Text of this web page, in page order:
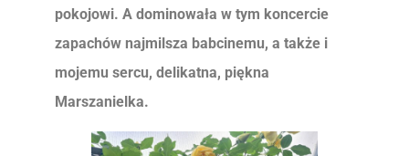
pokojowi. A dominowała w tym koncercie
zapachów najmilsza babcinemu, a także i
mojemu sercu, delikatna, piękna
Marszanielka.